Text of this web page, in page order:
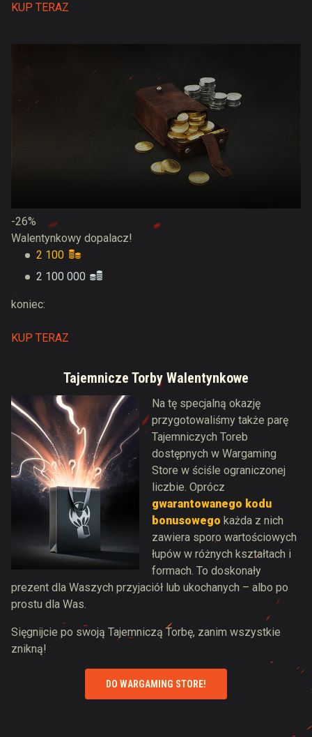
KUP TERAZ
-26%
Walentynkowy dopalacz!
2 100
2 100 000
koniec:
KUP TERAZ
Tajemnicze Torby Walentynkowe
Na tę specjalną okazję
przygotowaliśmy także parę
Tajemniczych Toreb
dostępnych w Wargaming
Store w ściśle ograniczonej
liczbie. Oprócz
gwarantowanego kodu
bonusowego każda z nich
zawiera sporo wartościowych
łupów w różnych kształtach i
formach. To doskonały
prezent dla Waszych przyjaciół lub ukochanych – albo po
prostu dla Was.
Sięgnijcie po swoją Tajemniczą Torbę, zanim wszystkie
znikną!
DO WARGAMING STORE!